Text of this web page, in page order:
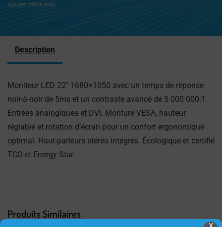
Ajouter votre avis
Description
Moniteur LED 22″ 1680×1050 avec un temps de réponse
noir-à-noir de 5ms et un contraste avancé de 5 000 000:1.
Entrées analogiques et DVI. Monture VESA, hauteur
réglable et rotation d’écran pour un confort ergonomique
optimal. Haut-parleurs stéréo intégrés. Écologique et certifié
TCO et Energy Star.
Produits Similaires